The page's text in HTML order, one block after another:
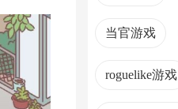
当官游戏
roguelike游戏